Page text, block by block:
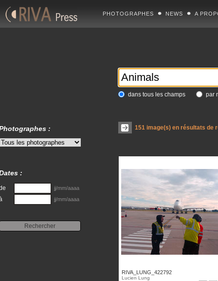
PHOTOGRAPHES NEWS A
dans tous les champs par
151image(s) en résultats de
RIVA_LUNG_422792
Lucien Lung
:
:
jj/mm/aaaa
jj/mm/aaaa